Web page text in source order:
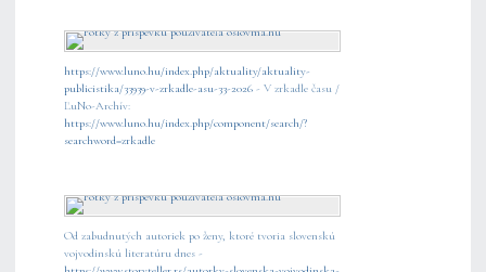
https://www.luno.hu/index.php/aktuality/aktuality-
publicistika/33939-v-zrkadle-asu-33-2026 - V zrkadle času /
ĽuNo-Archív:
https://www.luno.hu/index.php/component/search/?
searchword=zrkadle
Od zabudnutých autoriek po ženy, ktoré tvoria slovenskú
vojvodinskú literatúru dnes -